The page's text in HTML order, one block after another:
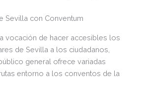
por el chef Javier Muñoz y el
y Casa Berrinche. Cada local
con Brugal 1888, un líquido
envejecimiento en barricas de
versión del clásico cóctel
‘n’ Stormy. En esta nueva
Sevilla con Conventum
vocación de hacer accesibles los
de Sevilla a los ciudadanos,
general ofrece variadas
entorno a los conventos de la